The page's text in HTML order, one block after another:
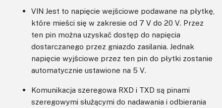
VIN Jest to napięcie wejściowe podawane na płytkę,
które mieści się w zakresie od 7 V do 20 V. Przez
ten pin można uzyskać dostęp do napięcia
dostarczanego przez gniazdo zasilania. Jednak
napięcie wyjściowe przez ten pin do płytki zostanie
automatycznie ustawione na 5 V.
Komunikacja szeregowa RXD i TXD są pinami
szeregowymi służącymi do nadawania i odbierania